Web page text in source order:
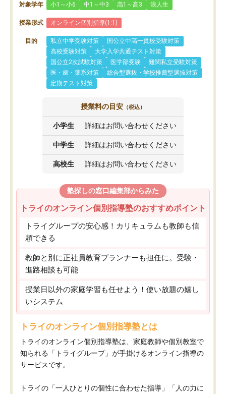
対象学年 小1～小6 中1～中3 高1～高3 浪人生
授業形式 オンライン個別指導(1:1)
目的 私立中学受験対策
国公立中高一貫校受験対策
高校受験対策
大学入学共通テスト対策
国公立2次試験対策
医学部受験
難関私立受験対策
医・歯・薬系対策
総合型選抜・学校推薦型選抜対策
定期テスト対策
授業料の目安 （税込）
小学生 詳細はお問い合わせください
中学生 詳細はお問い合わせください
高校生 詳細はお問い合わせください
塾探しの窓口編集部からみた
トライのオンライン個別指導塾のおすすめポイント
トライグループの安心感！カリキュラムも教師も信
頼できる
教師と別に正社員教育プランナーも担任に。受験・
進路相談も可能
授業日以外の家庭学習も任せよう！使い放題の嬉し
いシステム
トライのオンライン個別指導塾とは
トライのオンライン個別指導塾は、家庭教師や個別教室で
知られる「トライグループ」が手掛けるオンライン指導の
サービスです。
トライの「一人ひとりの個性に合わせた指導」「人の力に